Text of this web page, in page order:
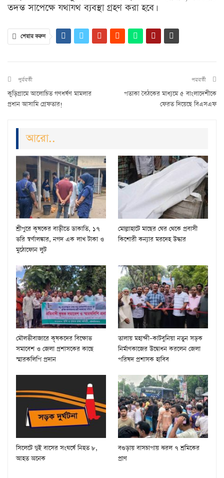
তদন্ত সাপেক্ষে যথাযথ ব্যবস্থা গ্রহণ করা হবে।
শেয়ার করুন
পুর্ববর্তী
কুড়িগ্রামে আলোচিত গণধর্ষণ মামলার
প্রধান আসামি গ্রেফতার!
পরবর্তী
পতাকা বৈঠকের মাধ্যমে ৫ বাংলাদেশীকে
ফেরত দিয়েছে বিএসএফ
আরো..
শ্রীপুরে কৃষকের বাড়ীতে ডাকাতি, ১৭
ভরি স্বর্ণালঙ্কার, নগদ এক লাখ টাকা ও
মুঠোফোন লুট
মোল্লাহাটে মাছের ঘের থেকে প্রবাসী
কিশোরী কন্যার মরদেহ উদ্ধার
মৌলভীবাজারে কৃষকদের বিক্ষোভ
সমাবেশ ও জেলা প্রশাসকের কাছে
স্মারকলিপি প্রদান
তালায় মহান্দী–কাটবুনিয়া নতুন সড়ক
নির্মাণকাজের উদ্বোধন করলেন জেলা
পরিষদ প্রশাসক হাবিব
সিলেটে দুই বাসের সংঘর্ষে নিহত ৮,
আহত অনেক
বগুড়ায় বাসচাপায় ঝরল ৭ শ্রমিকের
প্রাণ